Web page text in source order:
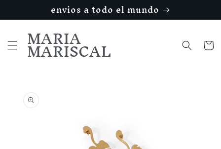
directamente
al contenidoenvios a todo el mundo
MARIA
MARISCAL Carrito
información